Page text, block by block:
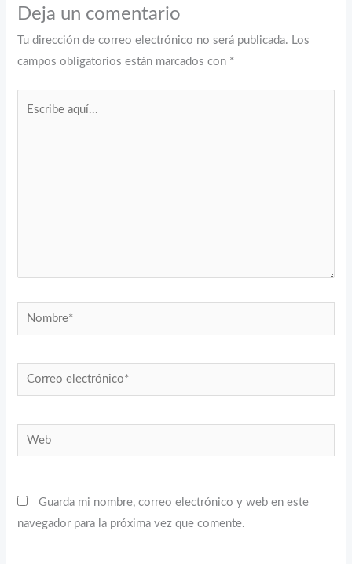
Deja un comentario
Tu dirección de correo electrónico no será publicada. Los
campos obligatorios están marcados con *
Nombre*
Correo
electrónico*
Web
Guarda mi nombre, correo electrónico y web en este
navegador para la próxima vez que comente.